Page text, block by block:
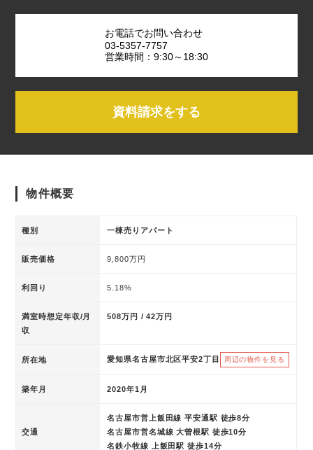
お電話でお問い合わせ
03-5357-7757
営業時間：9:30～18:30
資料請求をする
物件概要
種別 一棟売りアパート
販売価格 9,800万円
利回り 5.18%
満室時想定年収/月
収
508万円 / 42万円
所在地 愛知県名古屋市北区平安2丁目 周辺の物件を見る
築年月 2020年1月
交通
名古屋市営上飯田線 平安通駅 徒歩8分
名古屋市営名城線 大曽根駅 徒歩10分
名鉄小牧線 上飯田駅 徒歩14分